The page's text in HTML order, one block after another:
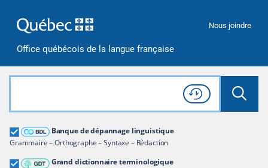
Office québécois de la langue française
Nous joindre
Rechercher dans tout le site
Lancer
Consulter l'
Historique
de recherche
Banque de dépannage linguistique
Grammaire – Orthographe – Syntaxe – Rédaction
Grand dictionnaire terminologique
Grand dictionnaire terminologique
Restreindre aux termes